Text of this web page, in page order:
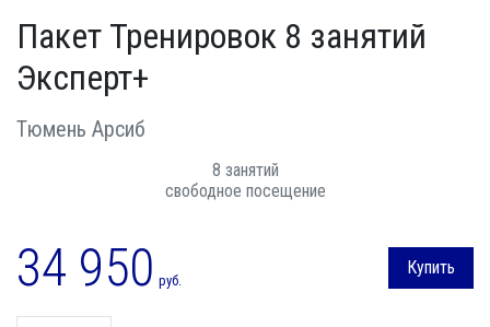
Пакет Тренировок 8 занятий
Эксперт+
Тюмень Арсиб
8 занятий
свободное посещение
34 950 руб.
Купить